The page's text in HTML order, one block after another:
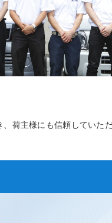
荷主様にも信頼していただ